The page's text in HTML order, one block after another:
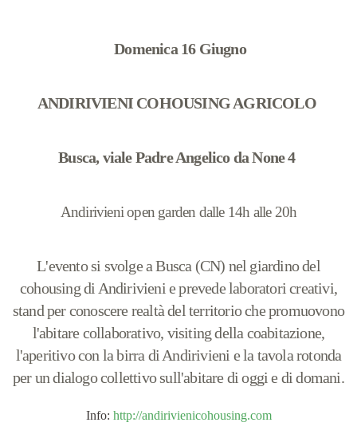
Domenica 16 Giugno
ANDIRIVIENI COHOUSING AGRICOLO
Busca, viale Padre Angelico da None 4
Andirivieni open garden dalle 14h alle 20h
L'evento si svolge a Busca (CN) nel giardino del
cohousing di Andirivieni e prevede laboratori creativi,
stand per conoscere realtà del territorio che promuovono
l'abitare collaborativo, visiting della coabitazione,
l'aperitivo con la birra di Andirivieni e la tavola rotonda
per un dialogo collettivo sull'abitare di oggi e di domani.
Info: http://andirivienicohousing.com